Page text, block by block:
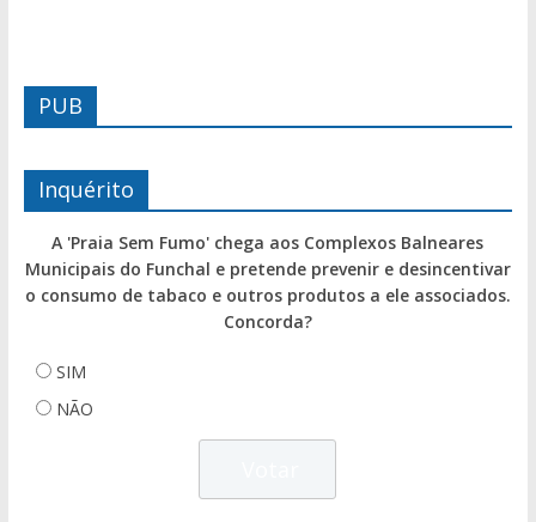
PUB
Inquérito
A 'Praia Sem Fumo' chega aos Complexos Balneares
Municipais do Funchal e pretende prevenir e desincentivar
o consumo de tabaco e outros produtos a ele associados.
Concorda?
SIM
NÃO